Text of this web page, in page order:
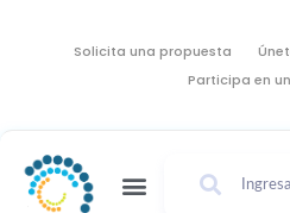
Solicita una propuesta
Participa en